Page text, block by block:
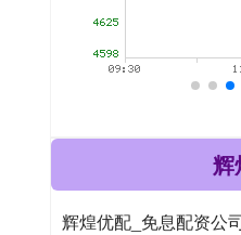
辉
辉煌优配_免息配资公